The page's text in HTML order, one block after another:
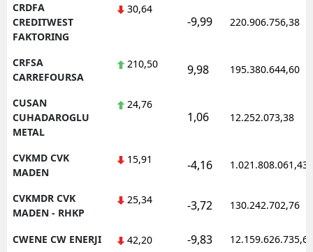
CRDFA
CREDITWEST
FAKTORING
30,64
-9,99 220.906.756,38
CRFSA
CARREFOURSA
210,50 9,98 195.380.644,60
CUSAN
CUHADAROGLU
METAL
24,76
1,06 12.252.073,38
CVKMD CVK
MADEN
15,91 -4,16 1.021.808.061,43
CVKMDR CVK
MADEN - RHKP
25,34 -3,72 130.242.702,76
CWENE CW ENERJI 42,20 -9,83 12.159.626.735,62